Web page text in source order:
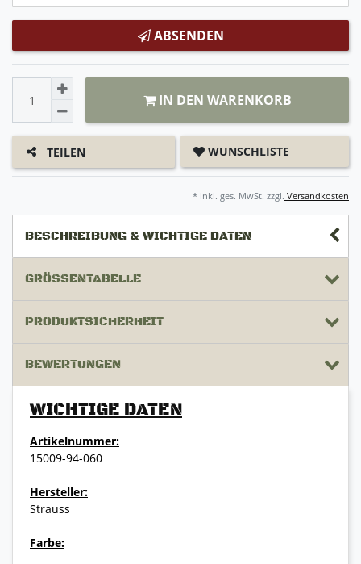
ABSENDEN
IN DEN WARENKORB
TEILEN WUNSCHLISTE
* inkl. ges. MwSt. zzgl. Versandkosten
BESCHREIBUNG & WICHTIGE DATEN
GRÖSSENTABELLE
PRODUKTSICHERHEIT
BEWERTUNGEN
WICHTIGE DATEN
Artikelnummer:
15009-94-060
Hersteller:
Strauss
Farbe: